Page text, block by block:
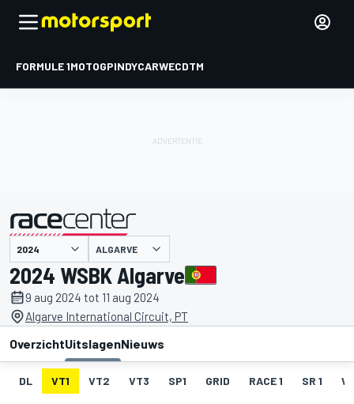
FORMULE 1MOTOGPINDYCARWECDTM
gepresenteerd door ALGARVE
2024 WSBK Algarve
9 aug 2024 tot 11 aug 2024
Algarve International Circuit, PT
OverzichtUitslagenNieuws
DL VT1 VT2 VT3 SP1 GRID RACE 1 SR 1 W